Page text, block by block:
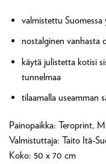
valmistettu
nostalginen vanhasta
käytä julistetta kotisi
tunnelmaa
tilaamalla useamman
Painopaikka: Teroprint,
Valmistuttaja: Taito Itä-
Koko: 50 x 70 cm